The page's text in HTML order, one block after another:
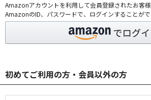
Amazonアカウントを利用して会員登録されたお客様
AmazonのID、パスワードで、ログインすることがで
初めてご利用の方・会員以外の方